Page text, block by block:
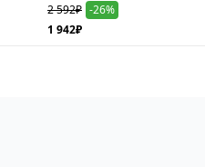
2 592₽ -26%
1 942₽